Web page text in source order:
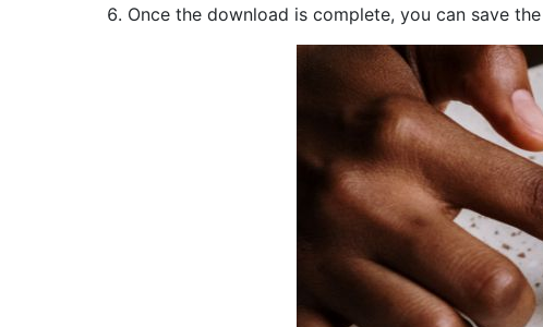
Once the download is complete, you can save